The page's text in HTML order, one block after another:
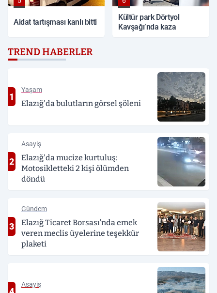
Aidat tartışması kanlı bitti
Kültür park Dörtyol
Kavşağı’nda kaza
TREND HABERLER
1
Yaşam
Elazığ'da bulutların görsel şöleni
2
Asayiş
Elazığ'da mucize kurtuluş:
Motosikletteki 2 kişi ölümden
döndü
3
Gündem
Elazığ Ticaret Borsası’nda emek
veren meclis üyelerine teşekkür
plaketi
Asayiş